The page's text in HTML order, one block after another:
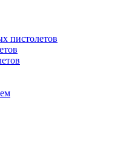
пистолетов